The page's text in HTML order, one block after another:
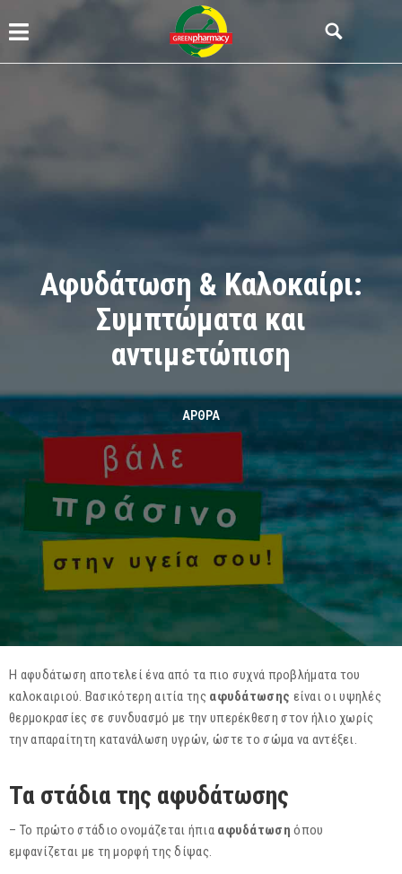
Αφυδάτωση & Καλοκαίρι:
Συμπτώματα και
αντιμετώπιση
ΆΡΘΡΑ
Η αφυδάτωση αποτελεί ένα από τα πιο συχνά προβλήματα του
καλοκαιριού. Βασικότερη αιτία της αφυδάτωσης είναι οι υψηλές
θερμοκρασίες σε συνδυασμό με την υπερέκθεση στον ήλιο χωρίς
την απαραίτητη κατανάλωση υγρών, ώστε το σώμα να αντέξει.
Τα στάδια της αφυδάτωσης
– Το πρώτο στάδιο ονομάζεται ήπια αφυδάτωση όπου
εμφανίζεται με τη μορφή της δίψας.